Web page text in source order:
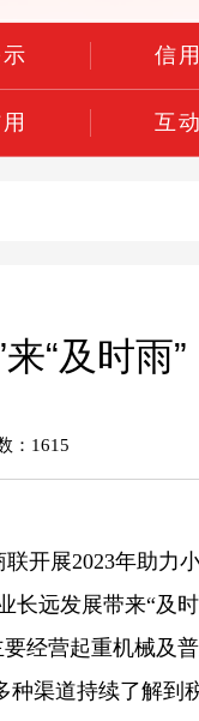
信
互
“及时雨”
： 1615
开展2023年助力
远发展带来“及时
经营起重机械及
渠道持续了解到